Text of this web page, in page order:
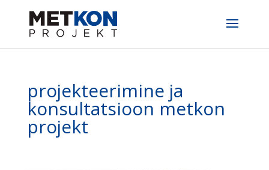
projekteerimine ja
konsultatsioon metkon
projekt